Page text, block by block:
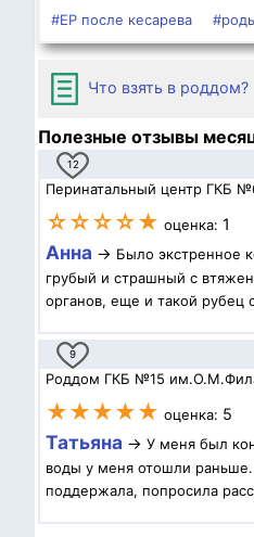
#ЕР после кесарева
Что взять в роддом?
Полезные отзывы
12
Перинатальный центр ГКБ
☆☆☆☆★ оценка: 1
Анна → Было экстренное
грубый и страшный с
органов, еще и такой рубец
9
Роддом ГКБ №15
★★★★★ оценка: 5
Татьяна → У меня был
воды у меня отошли
поддержала, попросила